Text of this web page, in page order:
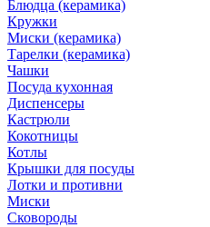
Блюдца (керамика)
Кружки
Миски (керамика)
Тарелки (керамика)
Чашки
Посуда кухонная
Диспенсеры
Кастрюли
Кокотницы
Котлы
Крышки для посуды
Лотки и противни
Миски
Сковороды